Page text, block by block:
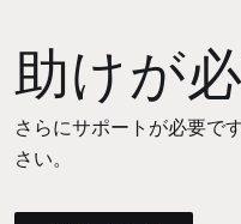
助けが
さらにサポートが必要で
さい。